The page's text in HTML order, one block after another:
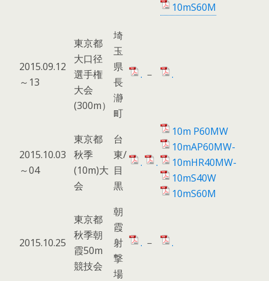
10mS60M
2015.09.12
～13
東京都
大口径
選手権
大会
(300m）
埼
玉
県
長
瀞
町
. － .
2015.10.03
～04
東京都
秋季
(10m)大
会
台
東/
目
黒
. .
10m P60MW
10mAP60MW-
10mHR40MW-
10mS40W
10mS60M
2015.10.25
東京都
秋季朝
霞50m
競技会
朝
霞
射
撃
場
. － .